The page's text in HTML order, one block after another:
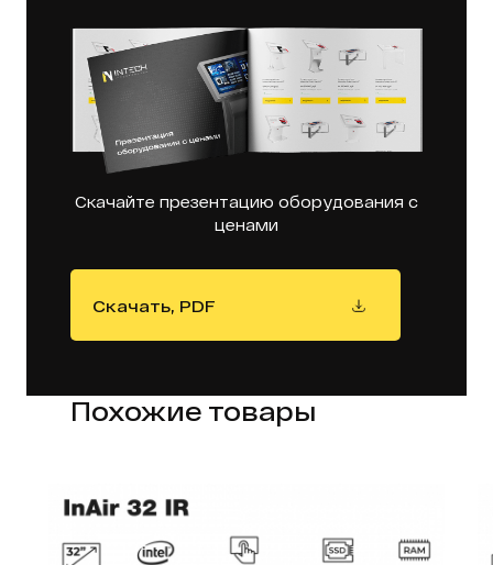
Скачайте презентацию оборудования с
ценами
Скачать, PDF
Похожие товары